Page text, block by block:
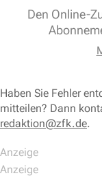
Den Online-
Haben Sie Fehler
mitteilen? Dann
redaktion@zfk.de.